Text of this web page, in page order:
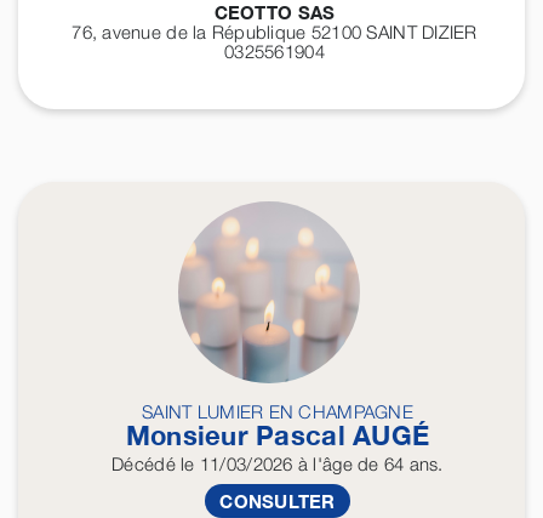
CEOTTO SAS
76, avenue de la République 52100SAINT DIZIER
0325561904
SAINT LUMIER EN CHAMPAGNE
Monsieur PascalAUGÉ
Décédéle 11/03/2026 à l'âge de 64 ans.
CONSULTER